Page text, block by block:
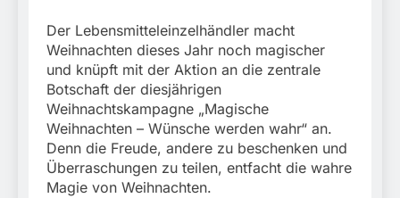
Der Lebensmitteleinzelhändler macht
Weihnachten dieses Jahr noch magischer
und knüpft mit der Aktion an die zentrale
Botschaft der diesjährigen
Weihnachtskampagne „Magische
Weihnachten – Wünsche werden wahr“ an.
Denn die Freude, andere zu beschenken und
Überraschungen zu teilen, entfacht die wahre
Magie von Weihnachten.